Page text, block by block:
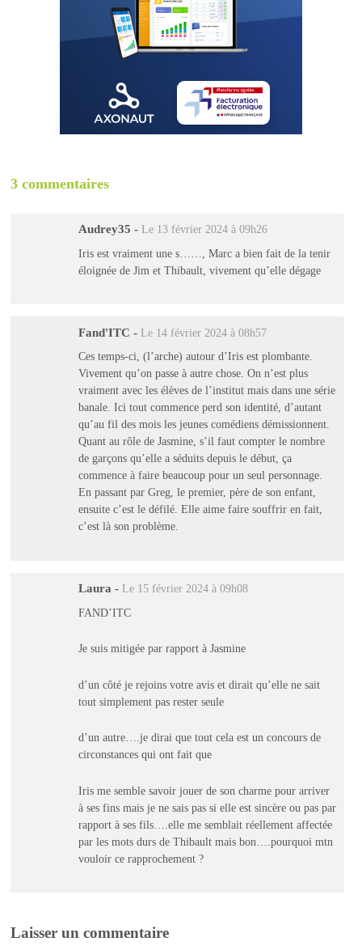
3 commentaires
Audrey35 - Le 13 février 2024 à 09h26
Iris est vraiment une s……, Marc a bien fait de la tenir
éloignée de Jim et Thibault, vivement qu’elle dégage
Fand'ITC - Le 14 février 2024 à 08h57
Ces temps-ci, (l’arche) autour d’Iris est plombante.
Vivement qu’on passe à autre chose. On n’est plus
vraiment avec les élèves de l’institut mais dans une série
banale. Ici tout commence perd son identité, d’autant
qu’au fil des mois les jeunes comédiens démissionnent.
Quant au rôle de Jasmine, s’il faut compter le nombre
de garçons qu’elle a séduits depuis le début, ça
commence à faire beaucoup pour un seul personnage.
En passant par Greg, le premier, père de son enfant,
ensuite c’est le défilé. Elle aime faire souffrir en fait,
c’est là son problème.
Laura - Le 15 février 2024 à 09h08
FAND’ITC
Je suis mitigée par rapport à Jasmine
d’un côté je rejoins votre avis et dirait qu’elle ne sait
tout simplement pas rester seule
d’un autre….je dirai que tout cela est un concours de
circonstances qui ont fait que
Iris me semble savoir jouer de son charme pour arriver
à ses fins mais je ne sais pas si elle est sincère ou pas par
rapport à ses fils….elle me semblait réellement affectée
par les mots durs de Thibault mais bon….pourquoi mtn
vouloir ce rapprochement ?
Laisser un commentaire